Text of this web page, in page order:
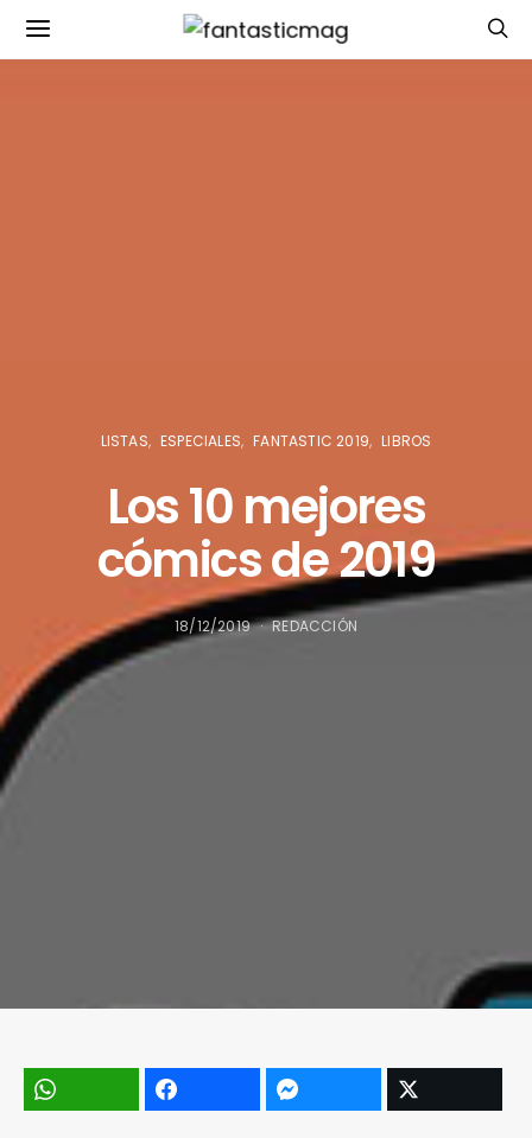
LISTAS ESPECIALES FANTASTIC 2019 LIBROS
Los 10 mejores
cómics de 2019
18/12/2019 REDACCIÓN